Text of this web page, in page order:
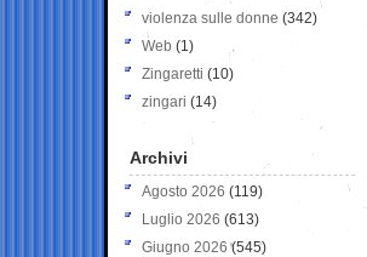
violenza sulle donne (342)
Web (1)
Zingaretti (10)
zingari (14)
Archivi
Agosto 2026 (119)
Luglio 2026 (613)
Giugno 2026 (545)